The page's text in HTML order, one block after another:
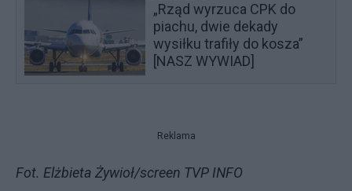
„Rząd wyrzuca CPK do
piachu, dwie dekady
wysiłku trafiły do kosza”
[NASZ WYWIAD]
Reklama
Fot. Elżbieta Żywioł/screen TVP INFO